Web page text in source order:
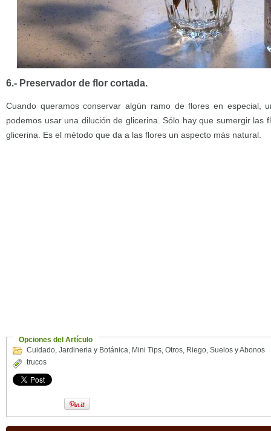
6.- Preservador de flor cortada.
Cuando queramos conservar algún ramo de flores en especial,
podemos usar una dilución de glicerina. Sólo hay que sumergir las
glicerina. Es el método que da a las flores un aspecto más natural.
Opciones del Artículo
Cuidado, Jardineria y Botánica, Mini Tips, Otros, Riego, Suelos y Abonos
trucos